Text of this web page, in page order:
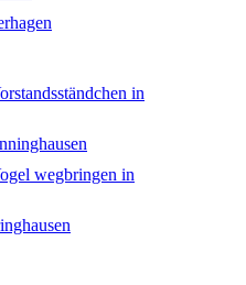
in
wegbringen in